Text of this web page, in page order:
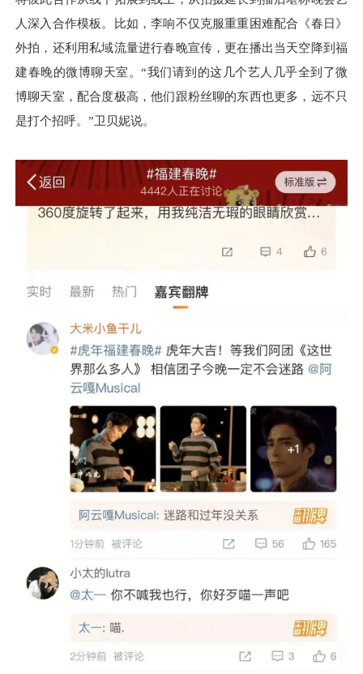
人深入合作模板。比如，李响不仅克服重重困难配合《春日》
外拍，还利用私域流量进行春晚宣传，更在播出当天空降到福
建春晚的微博聊天室。“我们请到的这几个艺人几乎全到了微
博聊天室，配合度极高，他们跟粉丝聊的东西也更多，远不只
是打个招呼。”卫贝妮说。